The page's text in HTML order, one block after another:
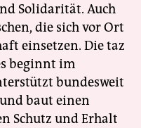
Solidarität. Auch
die sich vor Ort
einsetzen. Die taz
beginnt im
bundesweit
baut einen
Schutz und Erhalt